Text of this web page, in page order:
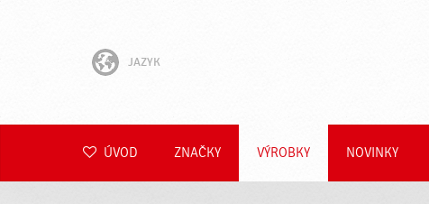
JAZYK
Hrvatski
ÚVOD ZNAČKY VÝROBKY NOVINKY